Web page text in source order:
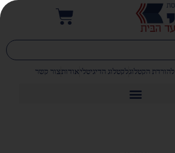
להורדת הקטלוגלקטלוג הדיגיטליאודותצור קשר